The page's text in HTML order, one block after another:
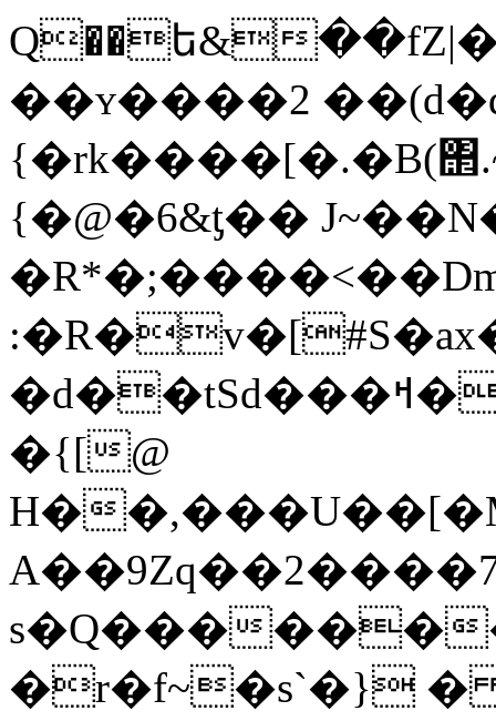
Q��ե&
��ʏ����2
{�@�6&ƫ��
�d��tSd���ߞ��������[����t~���4��(6d�
�{[@
H�
s�Q������
�r�f~�s`�} �